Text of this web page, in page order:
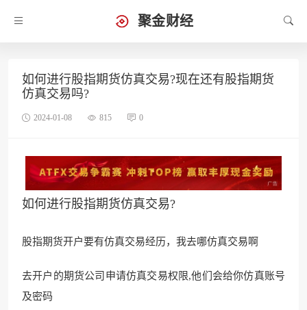
聚金财经
如何进行股指期货仿真交易?现在还有股指期货
仿真交易吗?
2024-01-08 815 0
如何进行股指期货仿真交易?
股指期货开户要有仿真交易经历，我去哪仿真交易啊
去开户的期货公司申请仿真交易权限,他们会给你仿真账号
及密码